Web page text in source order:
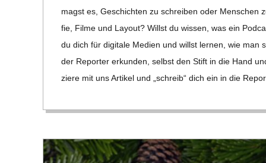
E
magst es, Geschich­ten zu schrei­ben oder
fie, Filme und Lay­out? Willst du wis­sen, was ein
du dich für digi­tale Medien und willst ler­nen, wie man
der Repor­ter erkun­den, selbst den Stift in die Hand
ziere mit uns Arti­kel und „schreib“ dich ein in die